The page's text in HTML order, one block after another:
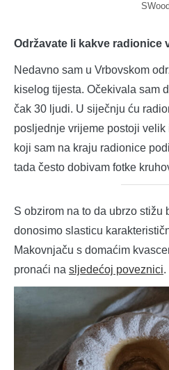
SWood
Održavate li kakve radionice
Nedavno sam u Vrbovskom
kiselog tijesta. Očekivala sam
čak 30 ljudi. U siječnju ću
posljednje vrijeme postoji velik
koji sam na kraju radionice
tada često dobivam fotke
S obzirom na to da ubrzo stižu
donosimo slasticu
Makovnjaču s domaćim
pronaći na sljedećoj poveznici.